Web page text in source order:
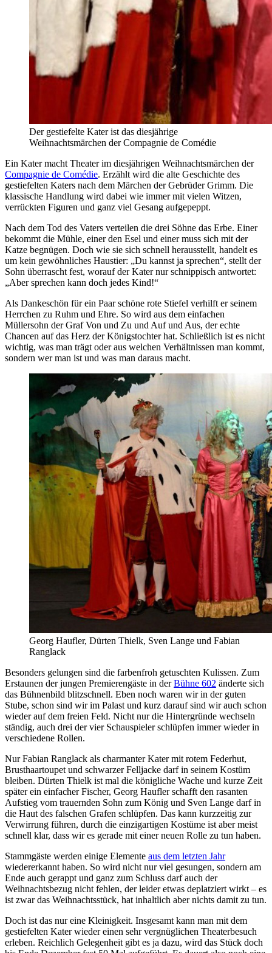
Der gestiefelte Kater ist das diesjährige
Weihnachtsmärchen der Compagnie de Comédie
Ein Kater macht Theater im diesjährigen Weihnachtsmärchen der
Compagnie de Comédie. Erzählt wird die alte Geschichte des
gestiefelten Katers nach dem Märchen der Gebrüder Grimm. Die
klassische Handlung wird dabei wie immer mit vielen Witzen,
verrückten Figuren und ganz viel Gesang aufgepeppt.
Nach dem Tod des Vaters verteilen die drei Söhne das Erbe. Einer
bekommt die Mühle, einer den Esel und einer muss sich mit der
Katze begnügen. Doch wie sie sich schnell herausstellt, handelt es
um kein gewöhnliches Haustier: „Du kannst ja sprechen“, stellt der
Sohn überrascht fest, worauf der Kater nur schnippisch antwortet:
„Aber sprechen kann doch jedes Kind!“
Als Dankeschön für ein Paar schöne rote Stiefel verhilft er seinem
Herrchen zu Ruhm und Ehre. So wird aus dem einfachen
Müllersohn der Graf Von und Zu und Auf und Aus, der echte
Chancen auf das Herz der Königstochter hat. Schließlich ist es nicht
wichtig, was man trägt oder aus welchen Verhältnissen man kommt,
sondern wer man ist und was man daraus macht.
Georg Haufler, Dürten Thielk, Sven Lange und Fabian
Ranglack
Besonders gelungen sind die farbenfroh getuschten Kulissen. Zum
Erstaunen der jungen Premierengäste in derBühne 602 änderte sich
das Bühnenbild blitzschnell. Eben noch waren wir in der guten
Stube, schon sind wir im Palast und kurz darauf sind wir auch schon
wieder auf dem freien Feld. Nicht nur die Hintergründe wechseln
ständig, auch drei der vier Schauspieler schlüpfen immer wieder in
verschiedene Rollen.
Nur Fabian Ranglack als charmanter Kater mit rotem Federhut,
Brusthaartoupet und schwarzer Felljacke darf in seinem Kostüm
bleiben. Dürten Thielk ist mal die königliche Wache und kurze Zeit
später ein einfacher Fischer, Georg Haufler schafft den rasanten
Aufstieg vom trauernden Sohn zum König und Sven Lange darf in
die Haut des falschen Grafen schlüpfen. Das kann kurzzeitig zur
Verwirrung führen, durch die einzigartigen Kostüme ist aber meist
schnell klar, dass wir es gerade mit einer neuen Rolle zu tun haben.
Stammgäste werden einige Elemente aus dem letzten Jahr
wiedererkannt haben. So wird nicht nur viel gesungen, sondern am
Ende auch gerappt und ganz zum Schluss darf auch der
Weihnachtsbezug nicht fehlen, der leider etwas deplatziert wirkt – es
ist zwar das Weihnachtsstück, hat inhaltlich aber nichts damit zu tun.
Doch ist das nur eine Kleinigkeit. Insgesamt kann man mit dem
gestiefelten Kater wieder einen sehr vergnüglichen Theaterbesuch
erleben. Reichlich Gelegenheit gibt es ja dazu, wird das Stück doch